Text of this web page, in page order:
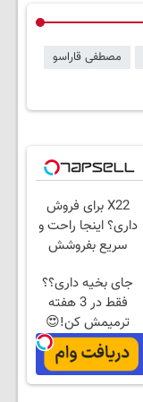
مصطفی قاراسو
X22 برای فروش
داری؟ اینجا راحت و
سریع بفروشش
جای بخیه داری؟؟
فقط در 3 هفته
ترمیمش کن!😍